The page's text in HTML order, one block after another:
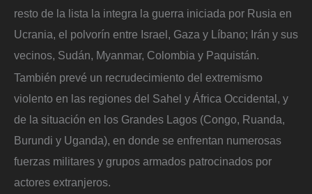
resto de la lista la integra la guerra iniciada por Rusia en
Ucrania, el polvorín entre Israel, Gaza y Líbano; Irán y sus
vecinos, Sudán, Myanmar, Colombia y Paquistán.
También prevé un recrudecimiento del extremismo
violento en las regiones del Sahel y África Occidental, y
de la situación en los Grandes Lagos (Congo, Ruanda,
Burundi y Uganda), en donde se enfrentan numerosas
fuerzas militares y grupos armados patrocinados por
actores extranjeros.